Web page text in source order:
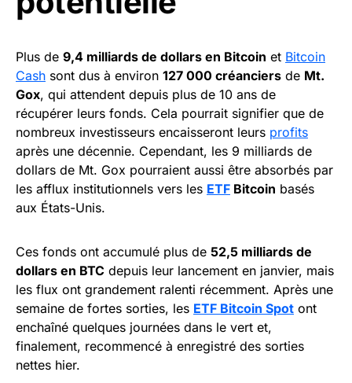
Plus de 9,4 milliards de dollars en Bitcoin et Bitcoin
Cash sont dus à environ 127 000 créanciers de Mt.
Gox, qui attendent depuis plus de 10 ans de
récupérer leurs fonds. Cela pourrait signifier que de
nombreux investisseurs encaisseront leurs profits
après une décennie. Cependant, les 9 milliards de
dollars de Mt. Gox pourraient aussi être absorbés par
les afflux institutionnels vers les ETF Bitcoin basés
aux États-Unis.
Ces fonds ont accumulé plus de 52,5 milliards de
dollars en BTC depuis leur lancement en janvier, mais
les flux ont grandement ralenti récemment. Après une
semaine de fortes sorties, les ETF Bitcoin Spot ont
enchaîné quelques journées dans le vert et,
finalement, recommencé à enregistré des sorties
nettes hier.